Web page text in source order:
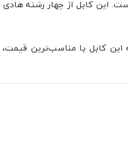
این کابل با مناسب‌ترین قیمت،